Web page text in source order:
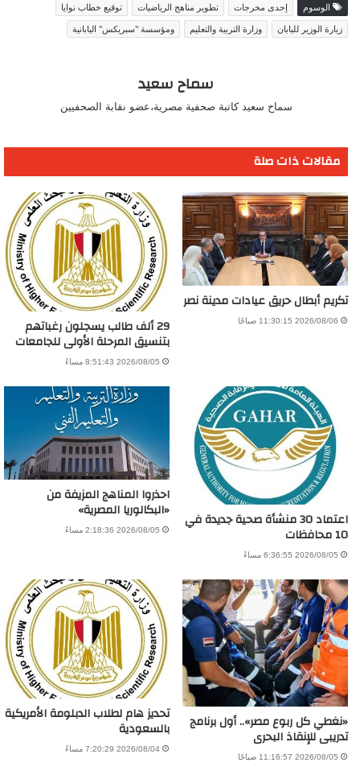
الوسوم إحدى مخرجات تطوير مناهج الرياضيات
توقيع خطاب نوايا
زيارة الوزير لليابان
وزارة التربية والتعليم ومؤسسة "سبريكس" اليابانية
سماح سعيد
سماح سعيد كاتبة صحفية مصرية،عضو نقابة الصحفيين
مقالات ذات صلة
تكريم أبطال حريق عيادات مدينة نصر
2026/08/06 11:30:15 صباحًا 29 ألف طالب يسجلون رغباتهم
بتنسيق المرحلة الأولى للجامعات
2026/08/05 8:51:43 مساءً
اعتماد 30 منشأة صحية جديدة في
10 محافظات
2026/08/05 6:36:55 مساءً
احذروا المناهج المزيفة من
«البكالوريا المصرية»
2026/08/05 2:18:36 مساءً
«نغطي كل ربوع مصر».. أول برنامج
تدريبى للإنقاذ البحرى
2026/08/05 11:16:57 صباحًا
تحديز هام لطلاب الدبلومة الأمريكية
بالسعودية
2026/08/04 7:20:29 مساءً